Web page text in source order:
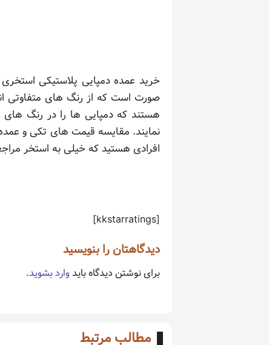
خرید عمده دمپایی پلاستیکی
صورت است که از رنگ ‌های متفاوتی
هستند که دمپایی ها را در رنگ های
نمایند. مقایسه قیمت های تکی و
افرادی هستید که خیلی به استخر
[kkstarratings]
دیدگاهتان را بنویسید
برای نوشتن دیدگاه بایدوارد بشوید.
مطالب مرتبط